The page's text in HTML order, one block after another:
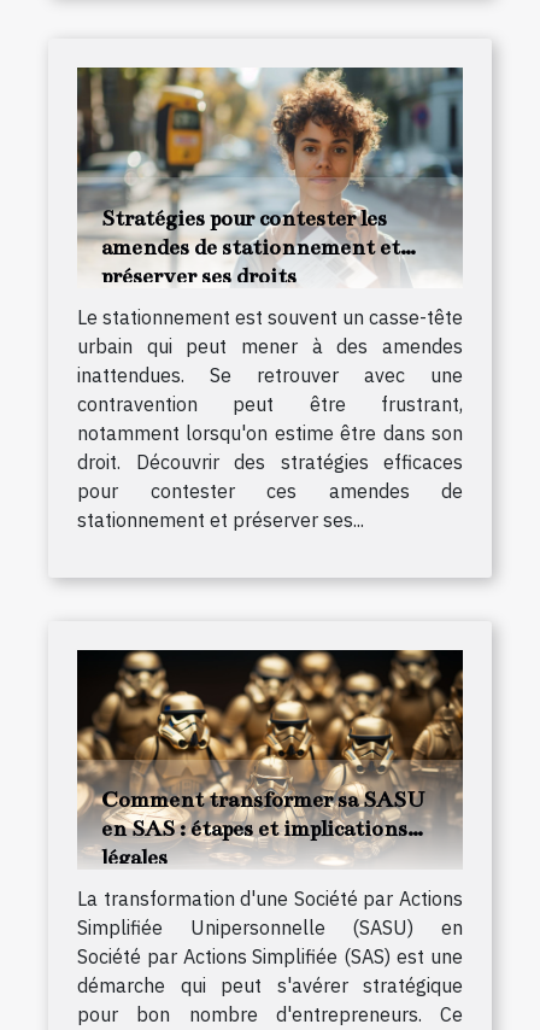
Stratégies pour contester les
amendes de stationnement et
préserver ses droits
Le stationnement est souvent un casse-tête
urbain qui peut mener à des amendes
inattendues. Se retrouver avec une
contravention peut être frustrant,
notamment lorsqu'on estime être dans son
droit. Découvrir des stratégies efficaces
pour contester ces amendes de
stationnement et préserver ses...
Comment transformer sa SASU
en SAS : étapes et implications
légales
La transformation d'une Société par Actions
Simplifiée Unipersonnelle (SASU) en
Société par Actions Simplifiée (SAS) est une
démarche qui peut s'avérer stratégique
pour bon nombre d'entrepreneurs. Ce